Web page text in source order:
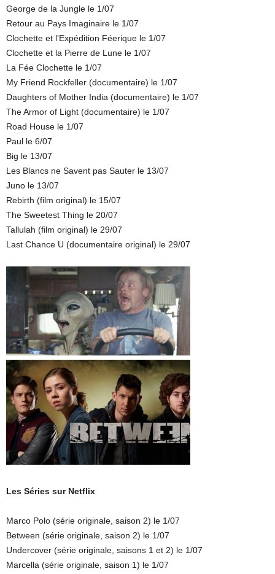
George de la Jungle le 1/07
Retour au Pays Imaginaire le 1/07
Clochette et l’Expédition Féerique le 1/07
Clochette et la Pierre de Lune le 1/07
La Fée Clochette le 1/07
My Friend Rockfeller (documentaire) le 1/07
Daughters of Mother India (documentaire) le 1/07
The Armor of Light (documentaire) le 1/07
Road House le 1/07
Paul le 6/07
Big le 13/07
Les Blancs ne Savent pas Sauter le 13/07
Juno le 13/07
Rebirth (film original) le 15/07
The Sweetest Thing le 20/07
Tallulah (film original) le 29/07
Last Chance U (documentaire original) le 29/07
Les Séries sur Netflix
Marco Polo (série originale, saison 2) le 1/07
Between (série originale, saison 2) le 1/07
Undercover (série originale, saisons 1 et 2) le 1/07
Marcella (série originale, saison 1) le 1/07